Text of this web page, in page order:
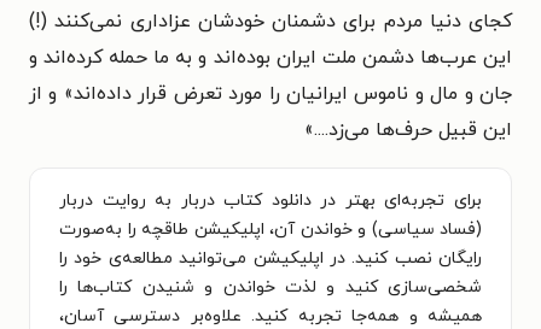
کجای دنیا مردم برای دشمنان خودشان عزاداری نمی‌کنند (!)
این عرب‌ها دشمن ملت ایران بوده‌اند و به ما حمله کرده‌اند و
جان و مال و ناموس ایرانیان را مورد تعرض قرار داده‌اند» و از
این قبیل حرف‌ها می‌زد....»
برای تجربه‌ای بهتر در دانلود کتاب دربار به روایت دربار
(فساد سیاسی) و خواندن آن، اپلیکیشن طاقچه را به‌صورت
رایگان نصب کنید. در اپلیکیشن می‌توانید مطالعه‌ی خود را
شخصی‌سازی کنید و لذت خواندن و شنیدن کتاب‌ها را
همیشه و همه‌جا تجربه کنید. علاوه‌بر دسترسی آسان،